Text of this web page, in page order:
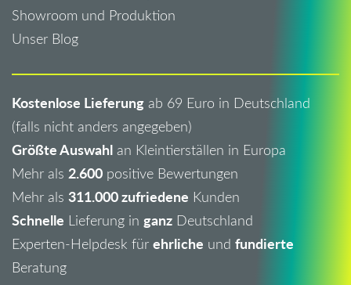
Showroom und Produktion
Unser Blog
Kostenlose Lieferung ab 69 Euro in Deutschland
(falls nicht anders angegeben)
Größte Auswahl an Kleintierställen in Europa
Mehr als 2.600 positive Bewertungen
Mehr als 311.000 zufriedene Kunden
Schnelle Lieferung in ganz Deutschland
Experten-Helpdesk für ehrliche und fundierte
Beratung